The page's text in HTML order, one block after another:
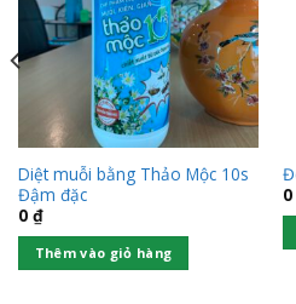
Diệt muỗi bằng Thảo Mộc 10s
Đậm đặc
0 ₫
Thêm vào giỏ hàng
0